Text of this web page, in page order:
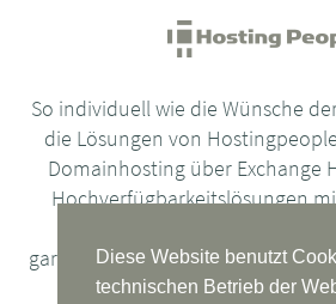
Diese Website benutzt
technischen Betrieb der
So individuell wie die Wünsche
die Lösungen von
Domainhosting über Exchange
Hochverfügbarkeitslösungen
garantieren einen
Betrieb.